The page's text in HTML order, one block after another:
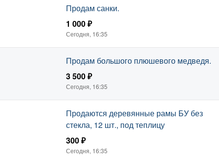
Продам санки.
1 000 ₽
Сегодня, 16:35
Продам большого плюшевого медведя.
3 500 ₽
Сегодня, 16:35
Продаются деревянные рамы БУ без
стекла, 12 шт., под теплицу
300 ₽
Сегодня, 16:35